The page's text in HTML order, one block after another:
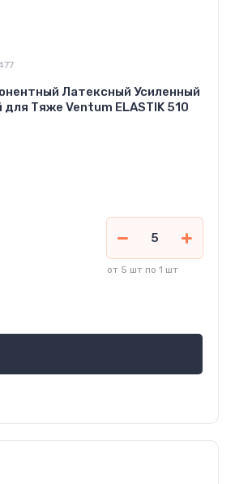
Латексный Усиленный
Тяже Ventum ELASTIK 510
от 5 шт по 1 шт